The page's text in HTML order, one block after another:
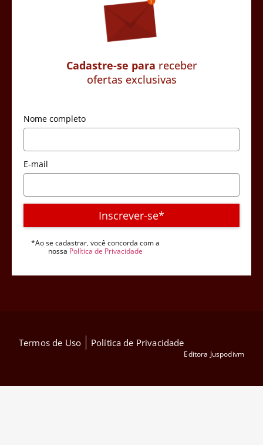
Cadastre-se para receber
ofertas exclusivas
Nome completo
E-mail
Inscrever-se*
*Ao se cadastrar, você concorda com a
nossa Política de Privacidade
Termos de Uso Política de Privacidade
Editora Juspodivm